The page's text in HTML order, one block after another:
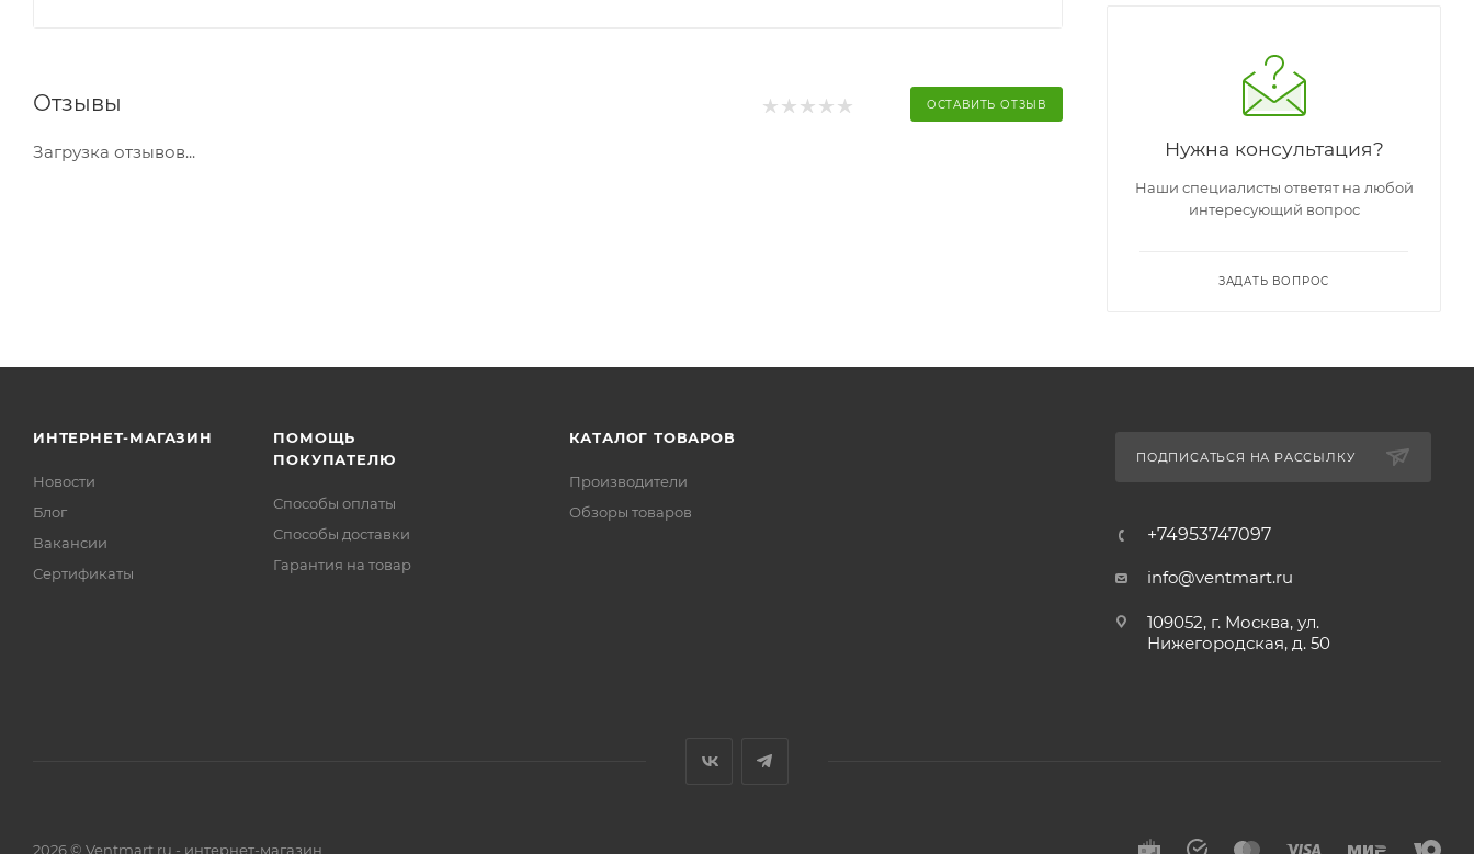
Отзывы ОСТАВИТЬ ОТЗЫВ
Загрузка отзывов... Нужна консультация?
Наши специалисты ответят на любой
интересующий вопрос
ЗАДАТЬ ВОПРОС
ИНТЕРНЕТ-МАГАЗИН
Новости
Блог
Вакансии
Сертификаты
ПОМОЩЬ
ПОКУПАТЕЛЮ
Способы оплаты
Способы доставки
Гарантия на товар
КАТАЛОГ ТОВАРОВ
Производители
Обзоры товаров
ПОДПИСАТЬСЯ НА РАССЫЛКУ
+74953747097
info@ventmart.ru
109052, г. Москва, ул.
Нижегородская, д. 50
2026 © Ventmart.ru - интернет-магазин